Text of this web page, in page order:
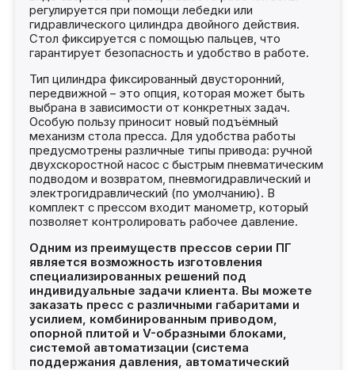
регулируется при помощи лебедки или
гидравлического цилиндра двойного действия.
Стол фиксируется с помощью пальцев, что
гарантирует безопасность и удобство в работе.
Тип цилиндра фиксированный двусторонний,
передвижной – это опция, которая может быть
выбрана в зависимости от конкретных задач.
Особую пользу приносит новый подъёмный
механизм стола пресса. Для удобства работы
предусмотрены различные типы привода: ручной
двухскоростной насос с быстрым пневматическим
подводом и возвратом, пневмогидравлический и
электрогидравлический (по умолчанию). В
комплект с прессом входит манометр, который
позволяет контролировать рабочее давление.
Одним из преимуществ прессов серии ПГ
является возможность изготовления
специализированных решений под
индивидуальные задачи клиента. Вы можете
заказать пресс с различными габаритами и
усилием, комбинированным приводом,
опорной плитой и V-образными блоками,
системой автоматизации (система
поддержания давления, автоматический